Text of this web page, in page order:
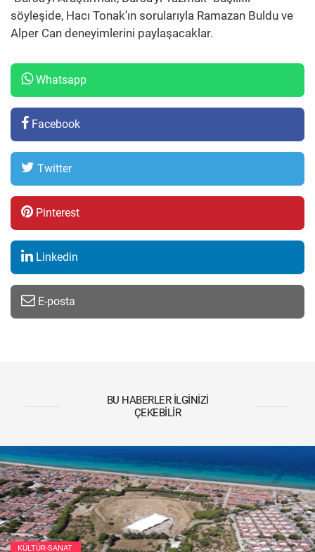
söyleşide, Hacı Tonak’ın sorularıyla Ramazan Buldu ve
Alper Can deneyimlerini paylaşacaklar.
Whatsapp
Facebook
Twitter
Pinterest
Linkedin
E-posta
BU HABERLER İLGINIZI
ÇEKEBILIR
KÜLTÜR-SANAT